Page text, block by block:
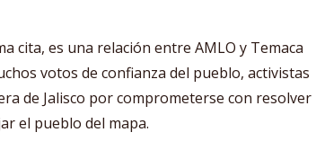
cita, es una relación entre AMLO y Temaca
votos de confianza del pueblo, activistas
de Jalisco por comprometerse con resolver
el pueblo del mapa.